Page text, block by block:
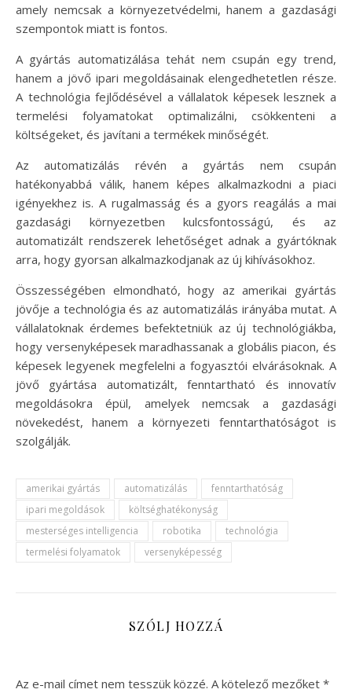
amely nemcsak a környezetvédelmi, hanem a gazdasági
szempontok miatt is fontos.
A gyártás automatizálása tehát nem csupán egy trend,
hanem a jövő ipari megoldásainak elengedhetetlen része.
A technológia fejlődésével a vállalatok képesek lesznek a
termelési folyamatokat optimalizálni, csökkenteni a
költségeket, és javítani a termékek minőségét.
Az automatizálás révén a gyártás nem csupán
hatékonyabbá válik, hanem képes alkalmazkodni a piaci
igényekhez is. A rugalmasság és a gyors reagálás a mai
gazdasági környezetben kulcsfontosságú, és az
automatizált rendszerek lehetőséget adnak a gyártóknak
arra, hogy gyorsan alkalmazkodjanak az új kihívásokhoz.
Összességében elmondható, hogy az amerikai gyártás
jövője a technológia és az automatizálás irányába mutat. A
vállalatoknak érdemes befektetniük az új technológiákba,
hogy versenyképesek maradhassanak a globális piacon, és
képesek legyenek megfelelni a fogyasztói elvárásoknak. A
jövő gyártása automatizált, fenntartható és innovatív
megoldásokra épül, amelyek nemcsak a gazdasági
növekedést, hanem a környezeti fenntarthatóságot is
szolgálják.
amerikai gyártás automatizálás
fenntarthatóság
ipari megoldások
költséghatékonyság
mesterséges intelligencia
robotika
technológia
termelési folyamatok
versenyképesség
SZÓLJ HOZZÁ
Az e-mail címet nem tesszük közzé. A kötelező mezőket *